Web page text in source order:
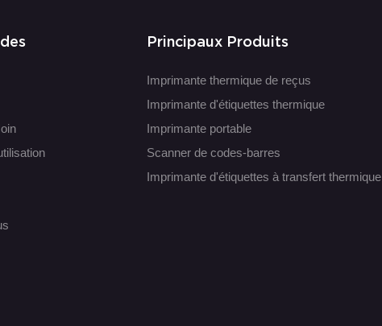
Principaux Produits
Imprimante thermique de reçus
Imprimante d'étiquettes thermique
Imprimante portable
Scanner de codes-barres
Imprimante d'étiquettes à transfert thermique